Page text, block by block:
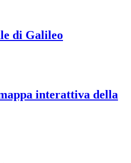
di Galileo
interattiva della